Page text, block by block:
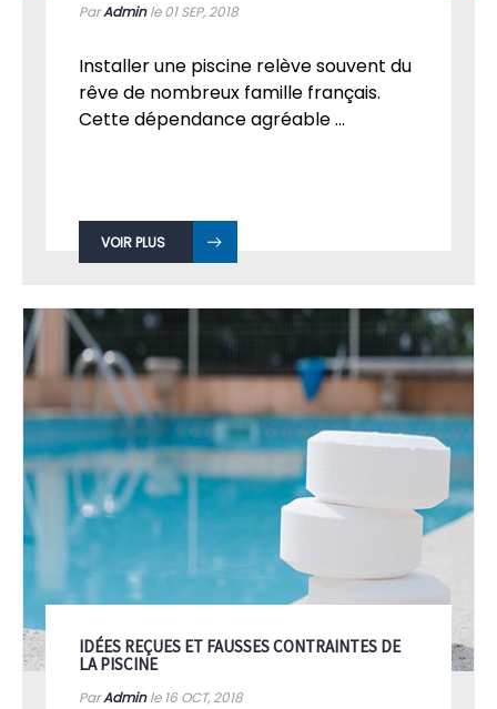
ParAdminle 01SEP, 2018
Installer une piscine relève souvent du
rêve de nombreux famille français.
Cette dépendance agréable ...
VOIR PLUS
IDÉES REÇUES ET FAUSSES CONTRAINTES DE
LA PISCINE
ParAdminle 16 OCT, 2018